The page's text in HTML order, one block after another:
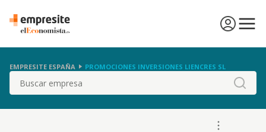
EMPRESITE ESPAÑA PROMOCIONES INVERSIONES LIENCRES SL
Buscar